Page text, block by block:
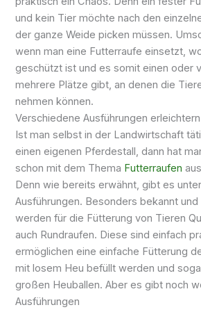
und kein Tier möchte nach den
der ganze Weide picken müssen.
wenn man eine Futterraufe einsetzt,
geschützt ist und es somit einen oder
mehrere Plätze gibt, an denen die
nehmen können.
Verschiedene Ausführungen
Ist man selbst in der Landwirtschaft
einen eigenen Pferdestall, dann hat
schon mit dem Thema Futterraufen
Denn wie bereits erwähnt, gibt es
Ausführungen. Besonders bekannt
werden für die Fütterung von Tieren
auch Rundraufen. Diese sind einfach
ermöglichen eine einfache Fütterung
mit losem Heu befüllt werden und
großen Heuballen. Aber es gibt noch
Ausführungen